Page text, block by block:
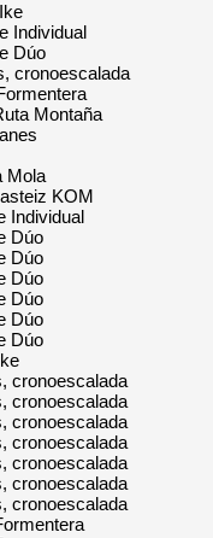
Individual
Dúo
cronoescalada
Montaña
Mola
KOM
Individual
Dúo
Dúo
Dúo
Dúo
Dúo
Dúo
cronoescalada
cronoescalada
cronoescalada
cronoescalada
cronoescalada
cronoescalada
cronoescalada